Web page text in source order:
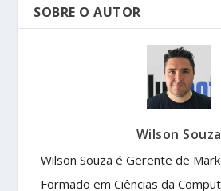
SOBRE O AUTOR
Wilson Souza
Wilson Souza é Gerente de
Formado em Ciências da